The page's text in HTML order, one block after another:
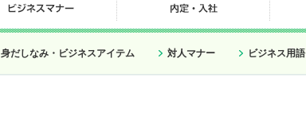
身だしなみ・ビジネスアイテム 対人マナー ビジネス用語